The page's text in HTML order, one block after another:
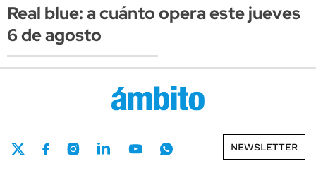
Real blue: a cuánto opera este jueves
6 de agosto
NEWSLETTER